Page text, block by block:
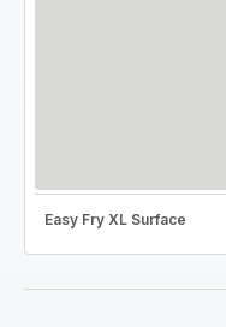
Easy Fry XL Surface